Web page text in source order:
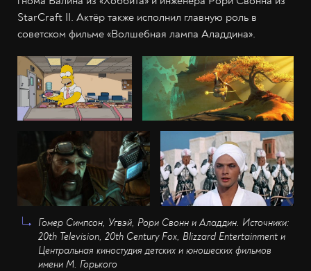
StarCraft II. Актёр также исполнил главную роль в
советском фильме «Волшебная лампа Аладдина».
Гомер Симпсон, Угвэй, Рори Свонн и Аладдин. Источники:
20th Television, 20th Century Fox, Blizzard Entertainment и
Центральная киностудия детских и юношеских фильмов
имени М. Горького